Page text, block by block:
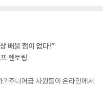
인지 편향이 심한 사람이 사수
으키는 재앙을, 나는 이후로도
배울 점이 없다!”
멘토링
? 주니어급 사원들이 온라인에서